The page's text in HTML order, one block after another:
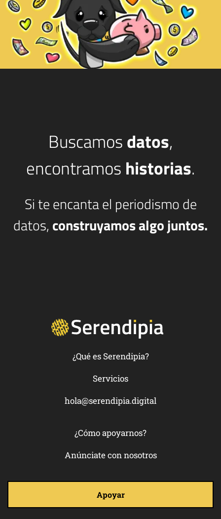
Buscamosdatos,
encontramos historias.
Si te encanta el periodismo de
datos, construyamos algo juntos.
¿Qué es Serendipia?
Servicios
hola@serendipia.digital
¿Cómo apoyarnos?
Anúnciate con nosotros
Apoyar